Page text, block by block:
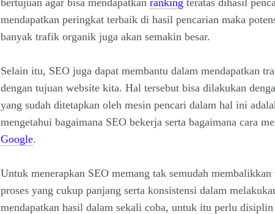
bertujuan agar bisa mendapatkan ranking teratas dihasil
mendapatkan peringkat terbaik di hasil pencarian maka
banyak trafik organik juga akan semakin besar.
Selain itu, SEO juga dapat membantu dalam mendapatkan
dengan tujuan website kita. Hal tersebut bisa dilakukan
yang sudah ditetapkan oleh mesin pencari dalam hal ini
mengetahui bagaimana SEO bekerja serta bagaimana cara
Google.
Untuk menerapkan SEO memang tak semudah
proses yang cukup panjang serta konsistensi dalam
mendapatkan hasil dalam sekali coba, untuk itu perlu disiplin